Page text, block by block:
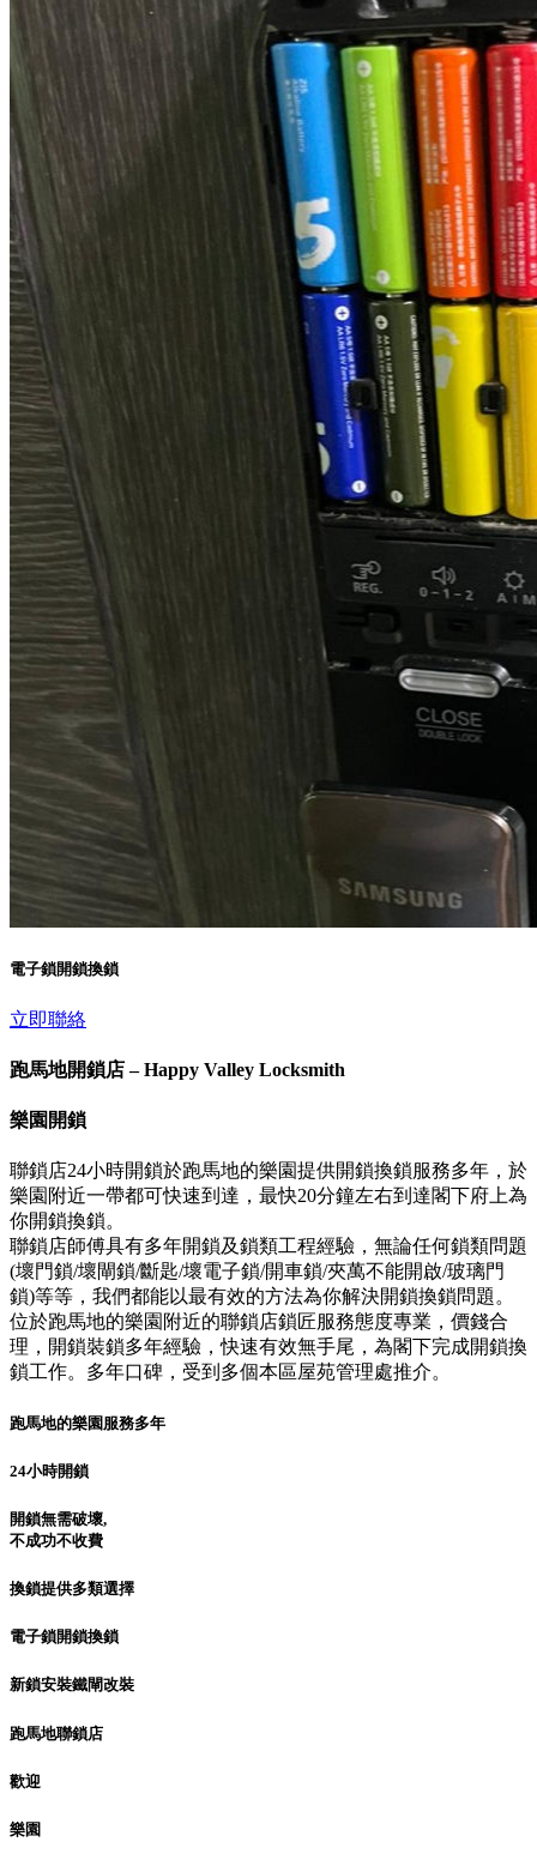
電子鎖開鎖換鎖
立即聯絡
跑馬地開鎖店 – Happy Valley Locksmith
樂園開鎖
聯鎖店24小時開鎖於跑馬地的樂園提供開鎖換鎖服務多年，於
樂園附近一帶都可快速到達，最快20分鐘左右到達閣下府上為
你開鎖換鎖。
聯鎖店師傅具有多年開鎖及鎖類工程經驗，無論任何鎖類問題
(壞門鎖/壞閘鎖/斷匙/壞電子鎖/開車鎖/夾萬不能開啟/玻璃門
鎖)等等，我們都能以最有效的方法為你解決開鎖換鎖問題。
位於跑馬地的樂園附近的聯鎖店鎖匠服務態度專業，價錢合
理，開鎖裝鎖多年經驗，快速有效無手尾，為閣下完成開鎖換
鎖工作。多年口碑，受到多個本區屋苑管理處推介。
跑馬地的樂園服務多年
24小時開鎖
開鎖無需破壞,
不成功不收費
換鎖提供多類選擇
電子鎖開鎖換鎖
新鎖安裝鐵閘改裝
跑馬地聯鎖店
歡迎
樂園